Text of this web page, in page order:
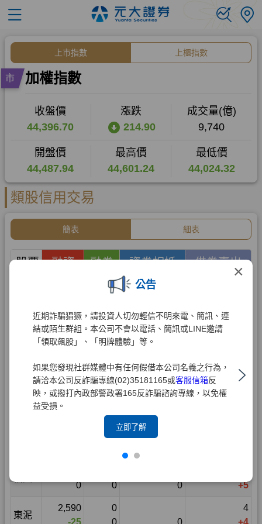
×
公告
近期詐騙猖獗，請投資人切勿輕信不明來電、簡訊、連
結或陌生群組。本公司不會以電話、簡訊或LINE邀請
「領取飆股」、「明牌體驗」等。
如果您發現社群媒體中有任何假借本公司名義之行為，
請洽本公司反詐騙專線(02)35181165或客服信箱反
映，或撥打內政部警政署165反詐騙諮詢專線，以免權
益受損。
立即了解